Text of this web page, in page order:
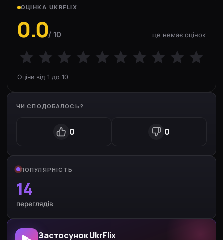
ОЦІНКА UKRFLIX
0.0/ 10 ще немає оцінок
Оціни від 1 до 10
ЧИ СПОДОБАЛОСЬ?
0 0
ПОПУЛЯРНІСТЬ
14
переглядів
Застосунок UkrFlix